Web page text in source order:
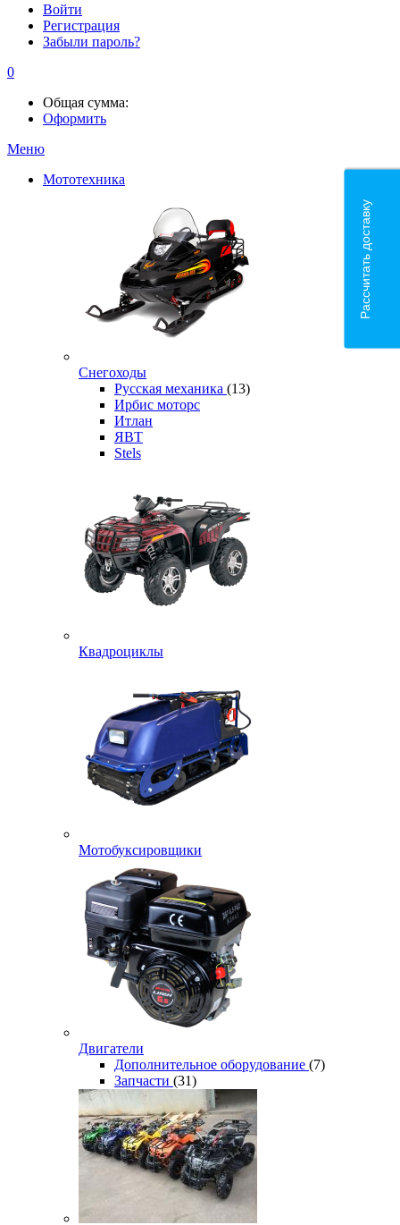
Войти
Регистрация
Забыли пароль?
0
Общая сумма:
Оформить
Меню
Мототехника
Снегоходы
Русская механика (13)
Ирбис моторс
Итлан
ЯВТ
Stels
Квадроциклы
Мотобуксировщики
Двигатели
Дополнительное оборудование (7)
Запчасти (31)
Рассчитать доставку